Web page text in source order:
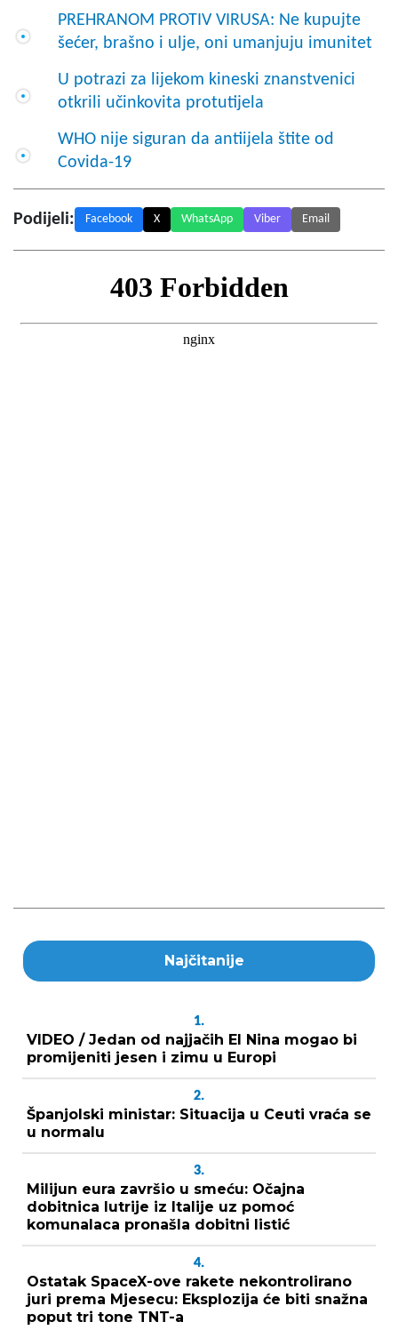
PREHRANOM PROTIV VIRUSA: Ne kupujte
šećer, brašno i ulje, oni umanjuju imunitet
U potrazi za lijekom kineski znanstvenici
otkrili učinkovita protutijela
WHO nije siguran da antiijela štite od
Covida-19
Podijeli: Facebook X WhatsApp Viber Email
Najčitanije
1.
VIDEO / Jedan od najjačih El Nina mogao bi
promijeniti jesen i zimu u Europi
2.
Španjolski ministar: Situacija u Ceuti vraća se
u normalu
3.
Milijun eura završio u smeću: Očajna
dobitnica lutrije iz Italije uz pomoć
komunalaca pronašla dobitni listić
4.
Ostatak SpaceX-ove rakete nekontrolirano
juri prema Mjesecu: Eksplozija će biti snažna
poput tri tone TNT-a